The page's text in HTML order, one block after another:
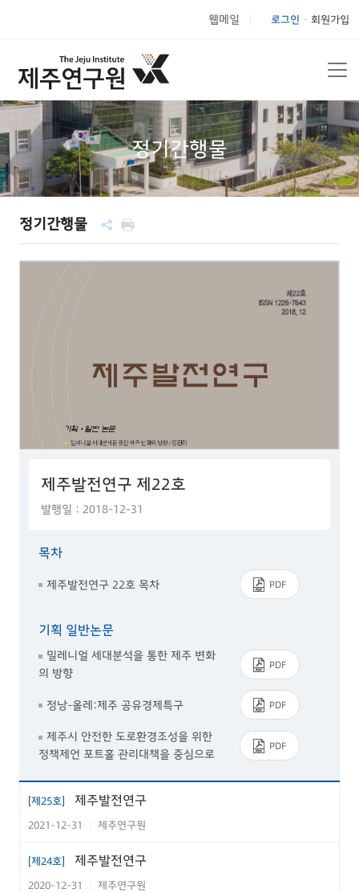
웹메일 로그인 회원가입
정기간행물
정기간행물
제주발전연구 제22호
발행일 : 2018-12-31
목차
제주발전연구 22호 목차 PDF
기획 일반논문
밀레니얼 세대분석을 통한 제주 변화
의 방향
PDF
정낭-올레:제주 공유경제특구 PDF
제주시 안전한 도로환경조성을 위한
정책제언 포트홀 관리대책을 중심으로
PDF
제주지역 문화예술 공공성 확보를 위
한 주체별 역할에 대한 제언
중앙정부주도의 보유세 개편 무엇이
지방재정투자심사의 효율적 운영을
위한 지방자치단체 공공투자관리센터
[제25호] 제주발전연구
2021-12-31 제주연구원
[제24호] 제주발전연구
2020-12-31 제주연구원